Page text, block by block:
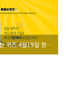
캐시워크 돈버는 퀴즈 4월19일 정답 모음